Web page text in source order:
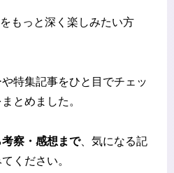
もっと深く楽しみたい方
特集記事をひと目でチェッ
とめました。
察・感想まで、気になる記
ください。